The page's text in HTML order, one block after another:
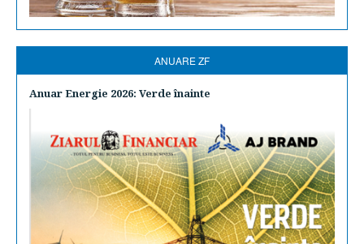
ANUARE ZF
Anuar Energie 2026: Verde înainte